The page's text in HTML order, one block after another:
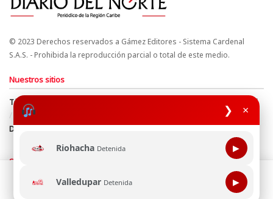
❯ ×
Riohacha Detenida ▶
Valledupar Detenida ▶
© 2023 Derechos reservados a Gámez Editores - Sistema Cardenal
S.A.S. - Prohibida la reproducción parcial o total de este medio.
Nuestros sitios
Términos y Condiciones
Derechos de Autor y Propiedad Intelectual
Política de uso de cookies
Política de Tratamiento de Datos
Directrices Editoriales
Síguenos
Esta página web usa cookie para mejorar tu experiencia de
navegación, al continuar aceptas nuestra política de uso de